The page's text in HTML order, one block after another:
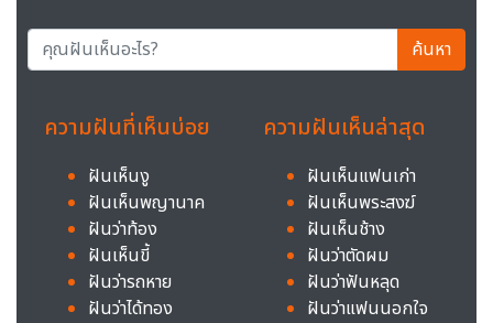
ค้นหา
ความฝันที่เห็นบ่อย
ฝันเห็นงู
ฝันเห็นพญานาค
ฝันว่าท้อง
ฝันเห็นขี้
ฝันว่ารถหาย
ฝันว่าได้ทอง
ความฝันเห็นล่าสุด
ฝันเห็นแฟนเก่า
ฝันเห็นพระสงฆ์
ฝันเห็นช้าง
ฝันว่าตัดผม
ฝันว่าฟันหลุด
ฝันว่าแฟนนอกใจ